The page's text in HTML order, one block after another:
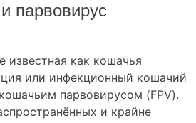
парвовирус
известная как кошачья
или инфекционный кошачий
парвовирусом (FPV).
и крайне